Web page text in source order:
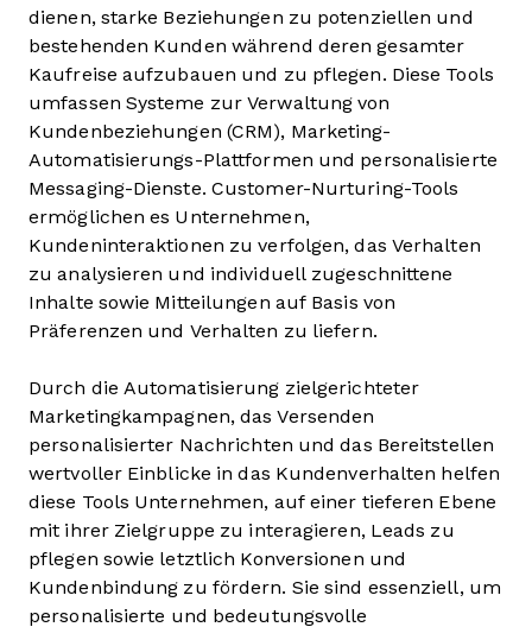
dienen, starke Beziehungen zu potenziellen und
bestehenden Kunden während deren gesamter
Kaufreise aufzubauen und zu pflegen. Diese Tools
umfassen Systeme zur Verwaltung von
Kundenbeziehungen (CRM), Marketing-
Automatisierungs-Plattformen und personalisierte
Messaging-Dienste. Customer-Nurturing-Tools
ermöglichen es Unternehmen,
Kundeninteraktionen zu verfolgen, das Verhalten
zu analysieren und individuell zugeschnittene
Inhalte sowie Mitteilungen auf Basis von
Präferenzen und Verhalten zu liefern.
Durch die Automatisierung zielgerichteter
Marketingkampagnen, das Versenden
personalisierter Nachrichten und das Bereitstellen
wertvoller Einblicke in das Kundenverhalten helfen
diese Tools Unternehmen, auf einer tieferen Ebene
mit ihrer Zielgruppe zu interagieren, Leads zu
pflegen sowie letztlich Konversionen und
Kundenbindung zu fördern. Sie sind essenziell, um
personalisierte und bedeutungsvolle